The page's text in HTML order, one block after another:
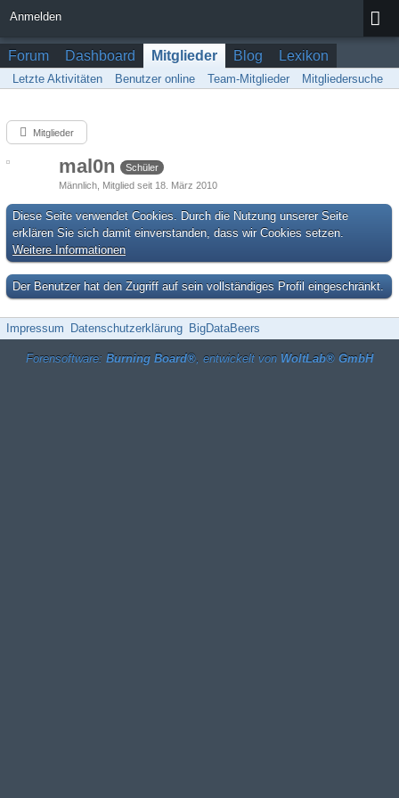
Anmelden
Forum Dashboard Mitglieder Blog Lexikon
Letzte Aktivitäten Benutzer online Team-Mitglieder Mitgliedersuche
Mitglieder
mal0n
Schüler
Männlich Mitglied seit 18. März 2010
Diese Seite verwendet Cookies. Durch die Nutzung unserer Seite
erklären Sie sich damit einverstanden, dass wir Cookies setzen.
Weitere Informationen
Der Benutzer hat den Zugriff auf sein vollständiges Profil eingeschränkt.
Impressum Datenschutzerklärung BigDataBeers
Forensoftware: Burning Board®, entwickelt von WoltLab® GmbH